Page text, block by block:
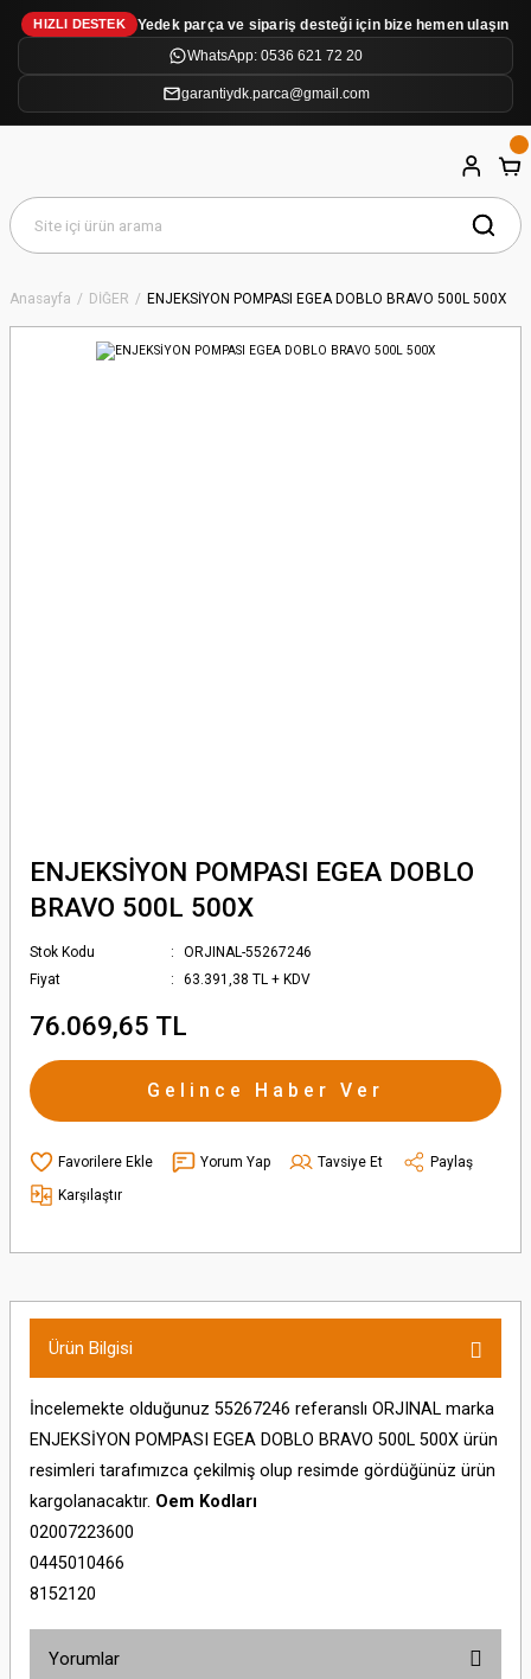
HIZLI DESTEK
Yedek parça ve sipariş desteği için bize hemen ulaşın
WhatsApp: 0536 621 72 20
garantiydk.parca@gmail.com
Anasayfa DİĞER ENJEKSİYON POMPASI EGEA DOBLO BRAVO 500L 500X
ENJEKSİYON POMPASI EGEA DOBLO
BRAVO 500L 500X
Stok Kodu
ORJINAL-55267246
Fiyat
63.391,38 TL + KDV
76.069,65 TL
Gelince Haber Ver
Yorum Yap Tavsiye Et
Paylaş
Karşılaştır
Ürün Bilgisi
İncelemekte olduğunuz 55267246 referanslı ORJINAL marka
ENJEKSİYON POMPASI EGEA DOBLO BRAVO 500L 500X ürün
resimleri tarafımızca çekilmiş olup resimde gördüğünüz ürün
kargolanacaktır. Oem Kodları
02007223600
0445010466
8152120
Yorumlar